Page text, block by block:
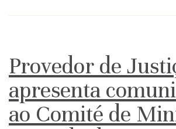
Provedor de
apresenta
ao Comité de